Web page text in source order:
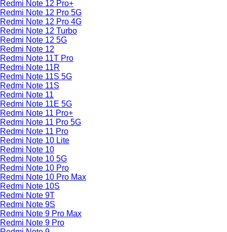
Redmi Note 12 Pro+
Redmi Note 12 Pro 5G
Redmi Note 12 Pro 4G
Redmi Note 12 Turbo
Redmi Note 12 5G
Redmi Note 12
Redmi Note 11T Pro
Redmi Note 11R
Redmi Note 11S 5G
Redmi Note 11S
Redmi Note 11
Redmi Note 11E 5G
Redmi Note 11 Pro+
Redmi Note 11 Pro 5G
Redmi Note 11 Pro
Redmi Note 10 Lite
Redmi Note 10
Redmi Note 10 5G
Redmi Note 10 Pro
Redmi Note 10 Pro Max
Redmi Note 10S
Redmi Note 9T
Redmi Note 9S
Redmi Note 9 Pro Max
Redmi Note 9 Pro